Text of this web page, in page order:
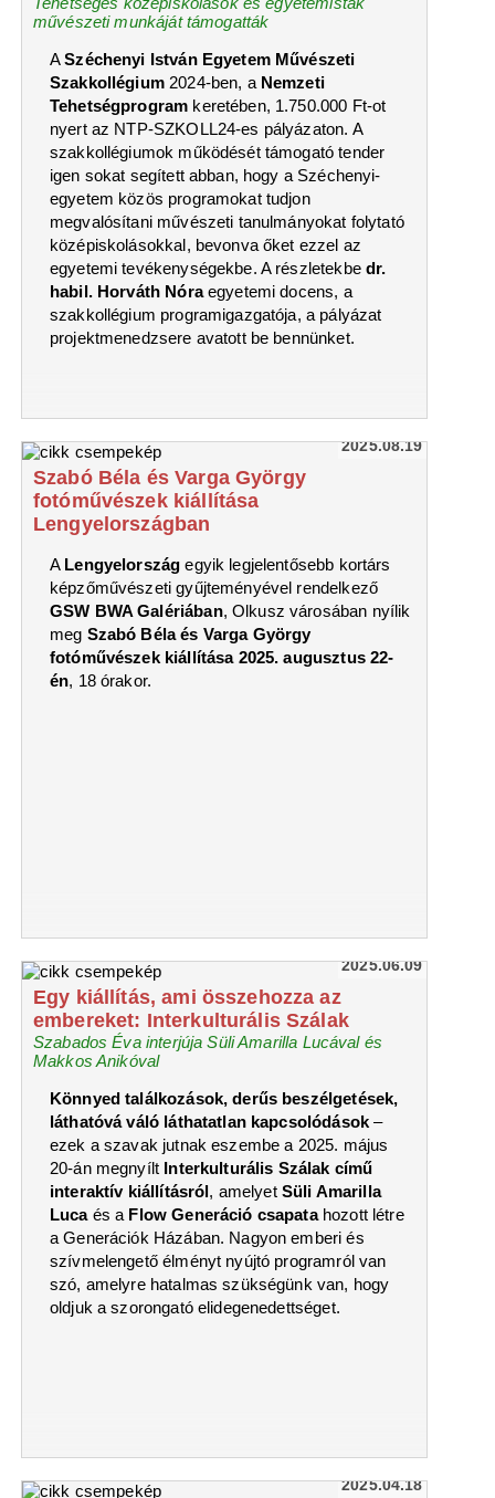
művészeti munkáját támogatták
ASzéchenyi István Egyetem Művészeti
Szakkollégium2024-ben, a Nemzeti
Tehetségprogram keretében, 1.750.000 Ft-ot
nyert az NTP-SZKOLL24-es pályázaton. A
szakkollégiumok működését támogató tender
igen sokat segített abban, hogy a Széchenyi-
egyetem közös programokat tudjon
megvalósítani művészeti tanulmányokat folytató
középiskolásokkal, bevonva őket ezzel az
egyetemi tevékenységekbe. A részletekbe dr.
habil. Horváth Nóraegyetemi docens, a
szakkollégium programigazgatója, a pályázat
projektmenedzsere avatott be bennünket.
2025.08.19
Szabó Béla és Varga György
fotóművészek kiállítása
Lengyelországban
A Lengyelországegyik legjelentősebb kortárs
képzőművészeti gyűjteményével rendelkező
GSW BWA Galériában, Olkusz városában nyílik
meg Szabó Béla és Varga György
fotóművészek kiállítása 2025. augusztus 22-
én, 18 órakor.
2025.06.09
Egy kiállítás, ami összehozza az
embereket: Interkulturális Szálak
Szabados Éva interjúja Süli Amarilla Lucával és
Makkos Anikóval
Könnyed találkozások, derűs beszélgetések,
láthatóvá váló láthatatlan kapcsolódások–
ezek a szavak jutnak eszembe a 2025. május
20-án megnyílt Interkulturális Szálak című
interaktív kiállításról, amelyet Süli Amarilla
Lucaés a Flow Generáció csapata hozott létre
a Generációk Házában. Nagyon emberi és
szívmelengető élményt nyújtó programról van
szó, amelyre hatalmas szükségünk van, hogy
oldjuk a szorongató elidegenedettséget.
2025.04.18